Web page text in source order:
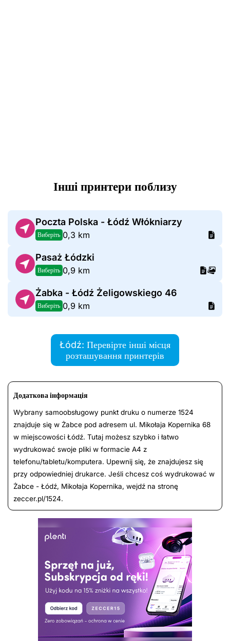
Інші принтери поблизу
Poczta Polska - Łódź Włókniarzy
Виберіть 0,3 km
Pasaż Łódzki
Виберіть 0,9 km
Żabka - Łódź Żeligowskiego 46
Виберіть 0,9 km
Łódź: Перевірте інші місця
розташування принтерів
Додаткова інформація
Wybrany samoobsługowy punkt druku o numerze 1524
znajduje się w Żabce pod adresem ul. Mikołaja Kopernika 68
w miejscowości Łódź. Tutaj możesz szybko i łatwo
wydrukować swoje pliki w formacie A4 z
telefonu/tabletu/komputera. Upewnij się, że znajdujesz się
przy odpowiedniej drukarce. Jeśli chcesz coś wydrukować w
Żabce - Łódź, Mikołaja Kopernika, wejdź na stronę
zeccer.pl/1524.